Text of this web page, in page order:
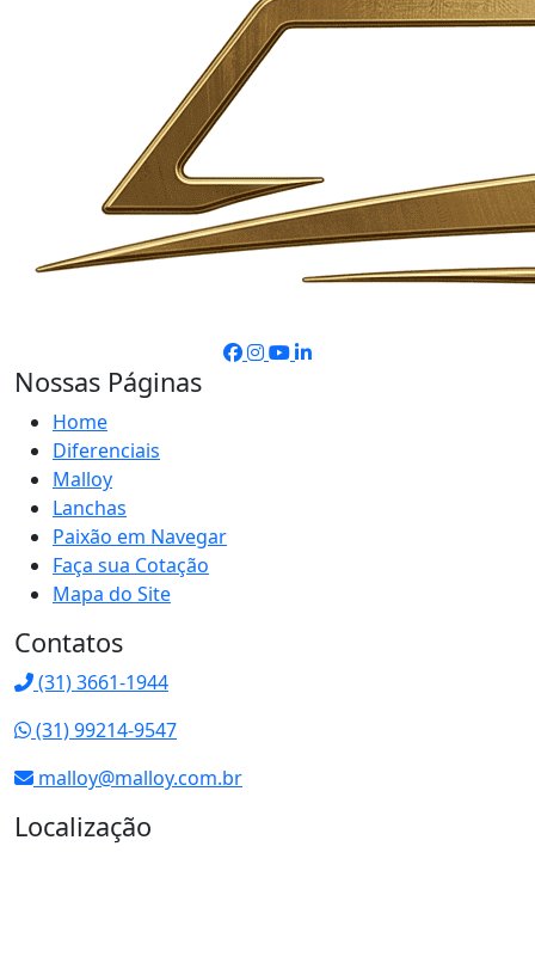
Nossas Páginas
Home
Diferenciais
Malloy
Lanchas
Paixão em Navegar
Faça sua Cotação
Mapa do Site
Contatos
(31) 3661-1944
(31) 99214-9547
malloy@malloy.com.br
Localização